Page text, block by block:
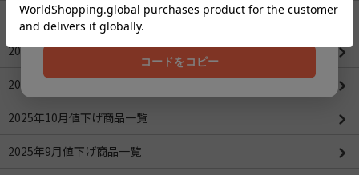
2026年1月値下げ商品一覧
2025年12月値下げ商品一覧
2025年11月値下げ商品一覧
2025年10月値下げ商品一覧
2025年9月値下げ商品一覧
202608
コードをコピー